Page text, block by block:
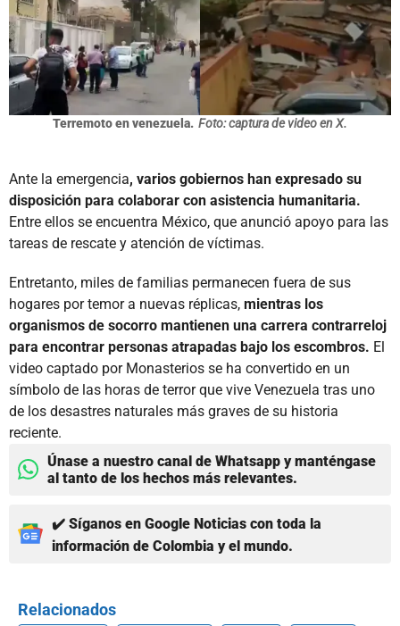
Terremoto en venezuela. Foto: captura de video en X.
Ante la emergencia, varios gobiernos han expresado su
disposición para colaborar con asistencia humanitaria.
Entre ellos se encuentra México, que anunció apoyo para las
tareas de rescate y atención de víctimas.
Entretanto, miles de familias permanecen fuera de sus
hogares por temor a nuevas réplicas, mientras los
organismos de socorro mantienen una carrera contrarreloj
para encontrar personas atrapadas bajo los escombros. El
video captado por Monasterios se ha convertido en un
símbolo de las horas de terror que vive Venezuela tras uno
de los desastres naturales más graves de su historia
reciente.
Únase a nuestro canal de Whatsapp y manténgase
al tanto de los hechos más relevantes.
✔️ Síganos en Google Noticias con toda la
información de Colombia y el mundo.
Relacionados